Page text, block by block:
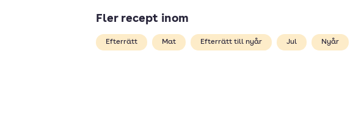
Fler recept inom
Efterrätt Mat Efterrätt till nyår Jul Nyår